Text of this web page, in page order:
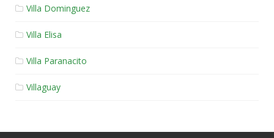
Villa Dominguez
Villa Elisa
Villa Paranacito
Villaguay